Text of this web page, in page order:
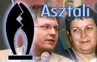
Tovább
tartalomhoz
Ugrás
navigációhoz
Személyes
eszközök
Bekezdések